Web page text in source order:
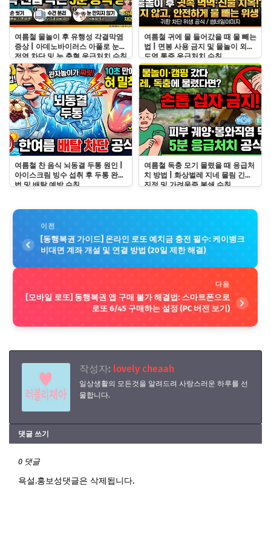
여름철 물놀이 후 유행성 각결막염
증상 | 아데노바이러스 아폴로 눈병
전염 차단 및 눈 충혈 응급처치 수칙
여름철 귀에 물 들어갔을 때 물 빼는
법 | 면봉 사용 금지 및 물놀이 외이
도염 통증 응급처치 수칙
여름철 찬 음식 뇌동결 두통 원인 |
아이스크림 빙수 섭취 후 두통 완화
법 및 배탈 예방 수칙
여름철 독충 모기 물렸을 때 응급처
치 방법 | 화상벌레 지네 물림 긴급
진정 및 가려움증 봉쇄 수칙
이전
[동행복권 가이드] 온라인 로또 예치금 충전 필수: 케이뱅크
비대면 계좌 개설 및 연결 방법 (20일 제한 해결)
다음
[모바일 로또] 동행복권 앱 구매 불가 해결법: 스마트폰으로
로또 6/45 구매하는 설정 (PC 버전 보기)
작성자: lovely cheaah
일상생활의 모든것을 알려드려 사랑스러운 하루를 선
물합니다.
댓글 쓰기
0 댓글
욕설.홍보성댓글은 삭제됩니다.